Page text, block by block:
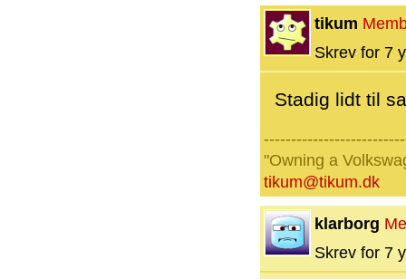
tikum
Skrev for 7
Stadig lidt til
"Owning a
tikum@tikum.dk
klarborg
Skrev for 7